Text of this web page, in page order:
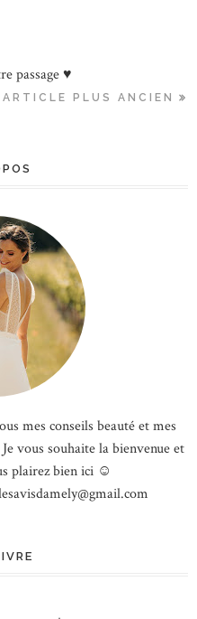
passage ♥
ARTICLE PLUS ANCIEN
mes conseils beauté et mes
vous souhaite la bienvenue et
plairez bien ici ☺